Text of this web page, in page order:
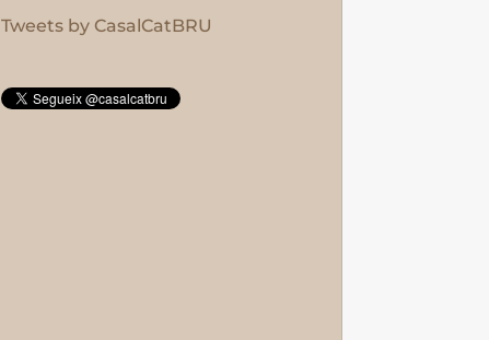
Tweets by CasalCatBRU